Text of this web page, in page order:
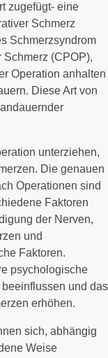
zugefügt- eine
Schmerz
Schmerzsyndrom
(CPOP),
Operation anhalten
Diese Art von
unterziehen,
Die genauen
Operationen sind
Faktoren
der Nerven,
und
Faktoren.
psychologische
und das
erhöhen.
sich, abhängig
Weise